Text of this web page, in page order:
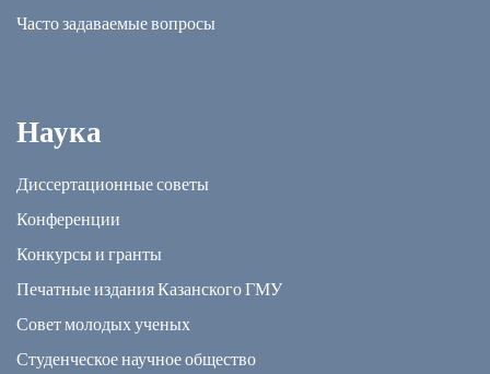
Часто задаваемые вопросы
Наука
Диссертационные советы
Конференции
Конкурсы и гранты
Печатные издания Казанского ГМУ
Совет молодых ученых
Студенческое научное общество